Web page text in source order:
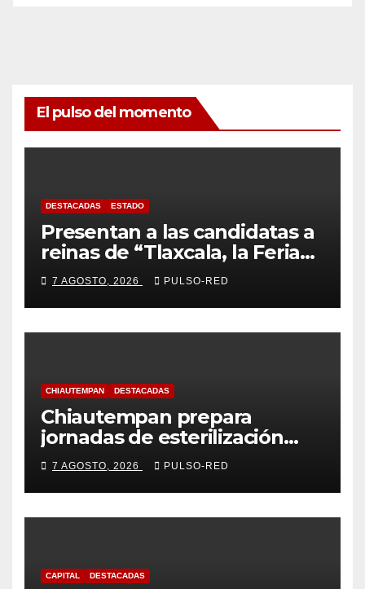
El pulso del momento
DESTACADAS ESTADO
Presentan a las candidatas a
reinas de “Tlaxcala, la Feria
de Ferias 2026: La Flor
Tlaxcalteca”
7 AGOSTO, 2026 PULSO-RED
CHIAUTEMPAN DESTACADAS
Chiautempan prepara
jornadas de esterilización
para perros y gatos
7 AGOSTO, 2026 PULSO-RED
CAPITAL DESTACADAS